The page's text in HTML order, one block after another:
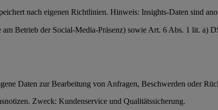
nach eigenen Richtlinien. Hinweis: Insights-Daten sind
Betrieb der Social-Media-Präsenz) sowie Art. 6 Abs. 1 lit. a)
Daten zur Bearbeitung von Anfragen, Beschwerden oder
Zweck: Kundenservice und Qualitätssicherung.